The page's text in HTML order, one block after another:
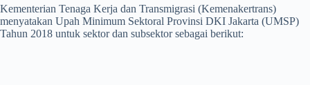
Kementerian Tenaga Kerja dan Transmigrasi (Kemenakertrans)
menyatakan Upah Minimum Sektoral Provinsi DKI Jakarta (UMSP)
Tahun 2018 untuk sektor dan subsektor sebagai berikut: